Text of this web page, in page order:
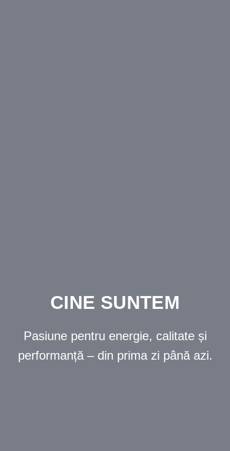
CINE SUNTEM
Pasiune pentru energie, calitate și
performanță – din prima zi până azi.